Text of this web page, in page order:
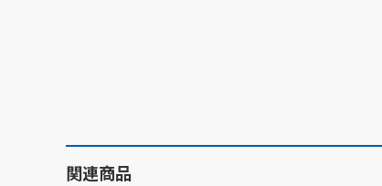
関連商品